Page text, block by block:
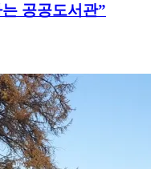
공공도서관”